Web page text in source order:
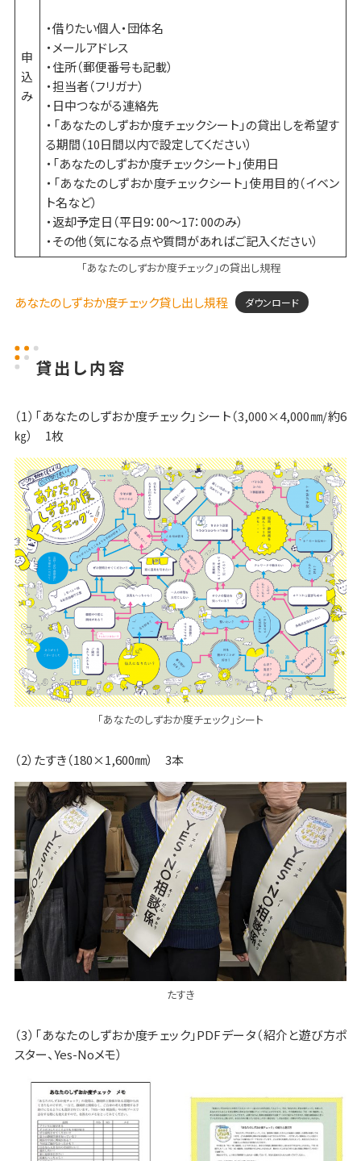
申
込
み
・借りたい個人・団体名
・メールアドレス
・住所（郵便番号も記載）
・担当者（フリガナ）
・日中つながる連絡先
・「あなたのしずおか度チェックシート」の貸出しを希望す
る期間（10日間以内で設定してください）
・「あなたのしずおか度チェックシート」使用日
・「あなたのしずおか度チェックシート」使用目的（イベン
ト名など）
・返却予定日（平日9：00～17：00のみ）
・その他（気になる点や質問があればご記入ください）
「あなたのしずおか度チェック」の貸出し規程
あなたのしずおか度チェック貸し出し規程 ダウンロード
貸出し内容
（1）「あなたのしずおか度チェック」シート（3,000×4,000㎜/約6
㎏） 1枚
「あなたのしずおか度チェック」シート
（2）たすき（180×1,600㎜） 3本
たすき
（3）「あなたのしずおか度チェック」PDFデータ（紹介と遊び方ポ
スター、Yes-Noメモ）